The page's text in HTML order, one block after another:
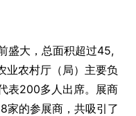
盛大，总面积超过45,
业农村厅（局）主要负
表200多人出席。展商
家的参展商，共吸引了